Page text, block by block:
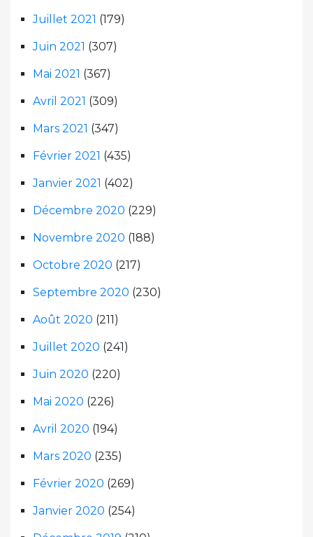
Juillet 2021 (179)
Juin 2021 (307)
Mai 2021 (367)
Avril 2021 (309)
Mars 2021 (347)
Février 2021 (435)
Janvier 2021 (402)
Décembre 2020 (229)
Novembre 2020 (188)
Octobre 2020 (217)
Septembre 2020 (230)
Août 2020 (211)
Juillet 2020 (241)
Juin 2020 (220)
Mai 2020 (226)
Avril 2020 (194)
Mars 2020 (235)
Février 2020 (269)
Janvier 2020 (254)